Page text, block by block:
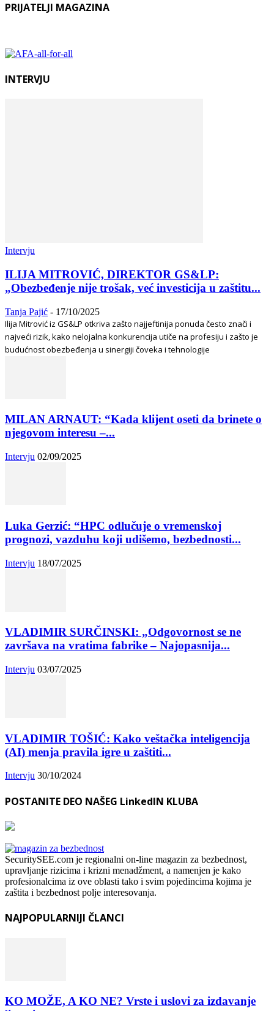
PRIJATELJI MAGAZINA
INTERVJU
Intervju
ILIJA MITROVIĆ, DIREKTOR GS&LP:
„Obezbeđenje nije trošak, već investicija u zaštitu...
Tanja Pajić - 17/10/2025
Ilija Mitrović iz GS&LP otkriva zašto najjeftinija ponuda često znači i
najveći rizik, kako nelojalna konkurencija utiče na profesiju i zašto je
budućnost obezbeđenja u sinergiji čoveka i tehnologije
MILAN ARNAUT: “Kada klijent oseti da brinete o
njegovom interesu –...
Intervju 02/09/2025
Luka Gerzić: “HPC odlučuje o vremenskoj
prognozi, vazduhu koji udišemo, bezbednosti...
Intervju 18/07/2025
VLADIMIR SURČINSKI: „Odgovornost se ne
završava na vratima fabrike – Najopasnija...
Intervju 03/07/2025
VLADIMIR TOŠIĆ: Kako veštačka inteligencija
(AI) menja pravila igre u zaštiti...
Intervju 30/10/2024
POSTANITE DEO NAŠEG LinkedIN KLUBA
SecuritySEE.com je regionalni on-line magazin za bezbednost,
upravljanje rizicima i krizni menadžment, a namenjen je kako
profesionalcima iz ove oblasti tako i svim pojedincima kojima je
zaštita i bezbednost polje interesovanja.
NAJPOPULARNIJI ČLANCI
KO MOŽE, A KO NE? Vrste i uslovi za izdavanje